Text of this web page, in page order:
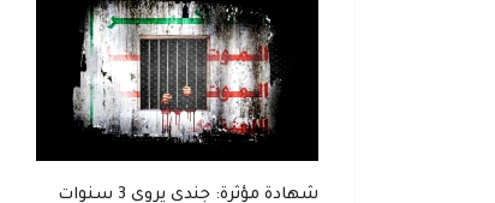
شهادة مؤثرة: جندي يروي 3 سنوات